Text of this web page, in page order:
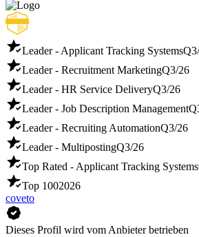
Leader - Applicant Tracking Systems
Leader - Recruitment MarketingQ3/26
Leader - HR Service DeliveryQ3/26
Leader - Job Description Management
Leader - Recruiting AutomationQ3/26
Leader - MultipostingQ3/26
Top Rated - Applicant Tracking Systems
Top 1002026
coveto
Dieses Profil wird vom Anbieter betrieben